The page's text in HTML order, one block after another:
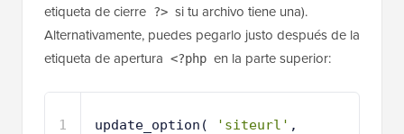
etiqueta de cierre ?> si tu archivo tiene una).
Alternativamente, puedes pegarlo justo después de la
etiqueta de apertura <?php en la parte superior:
1 update_option( 'siteurl'